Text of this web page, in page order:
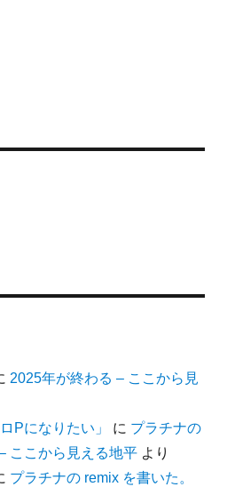
2025年が終わる – ここから見
Pになりたい」
に プラチナの
ここから見える地平 より
プラチナの remix を書いた。